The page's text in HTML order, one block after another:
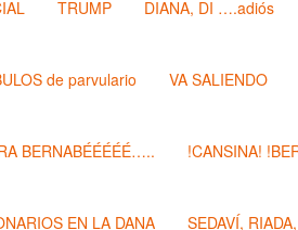
TRUMP DIANA, DI ….adiós
de parvulario VA SALIENDO
BERNABÉÉÉÉÉ….. !CANSINA!
EN LA DANA SEDAVÍ,